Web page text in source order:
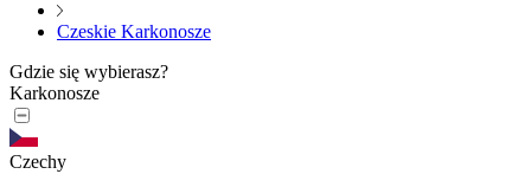
Czeskie Karkonosze
Gdzie się wybierasz?
Karkonosze
Czechy